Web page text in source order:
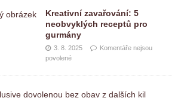
Kreativní zavařování: 5
neobvyklých receptů pro
gurmány
3. 8. 2025
Komentáře nejsou
povolené